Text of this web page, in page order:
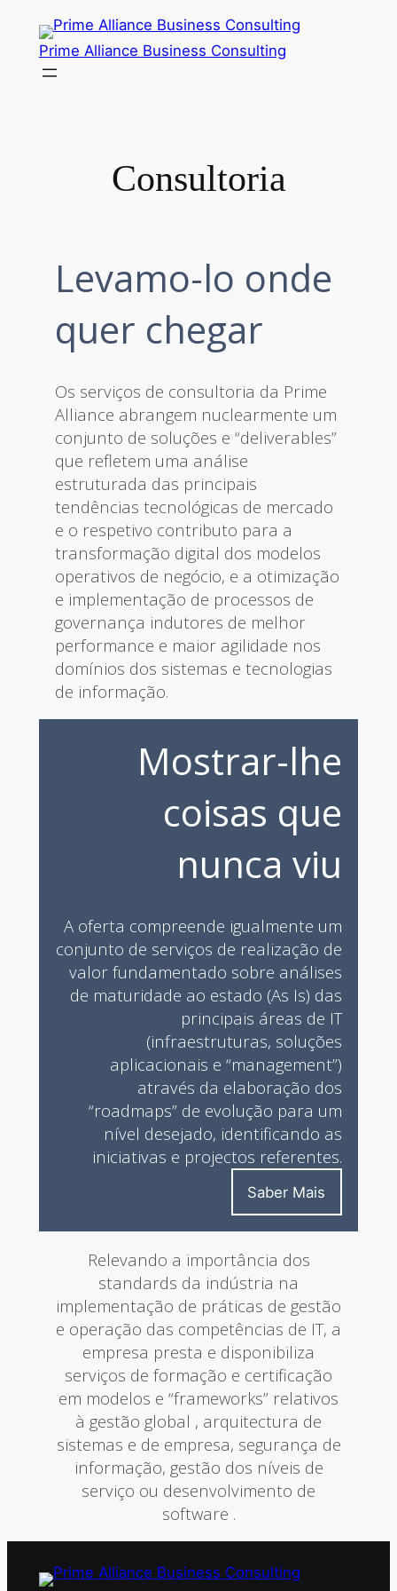
Prime Alliance Business Consulting
Consultoria
Levamo-lo onde
quer chegar
Os serviços de consultoria da Prime
Alliance abrangem nuclearmente um
conjunto de soluções e “deliverables”
que refletem uma análise
estruturada das principais
tendências tecnológicas de mercado
e o respetivo contributo para a
transformação digital dos modelos
operativos de negócio, e a otimização
e implementação de processos de
governança indutores de melhor
performance e maior agilidade nos
domínios dos sistemas e tecnologias
de informação.
Mostrar-lhe
coisas que
nunca viu
A oferta compreende igualmente um
conjunto de serviços de realização de
valor fundamentado sobre análises
de maturidade ao estado (As Is) das
principais áreas de IT
(infraestruturas, soluções
aplicacionais e “management”)
através da elaboração dos
“roadmaps” de evolução para um
nível desejado, identificando as
iniciativas e projectos referentes.
Saber Mais
Relevando a importância dos
standards da indústria na
implementação de práticas de gestão
e operação das competências de IT, a
empresa presta e disponibiliza
serviços de formação e certificação
em modelos e “frameworks” relativos
à gestão global , arquitectura de
sistemas e de empresa, segurança de
informação, gestão dos níveis de
serviço ou desenvolvimento de
software .